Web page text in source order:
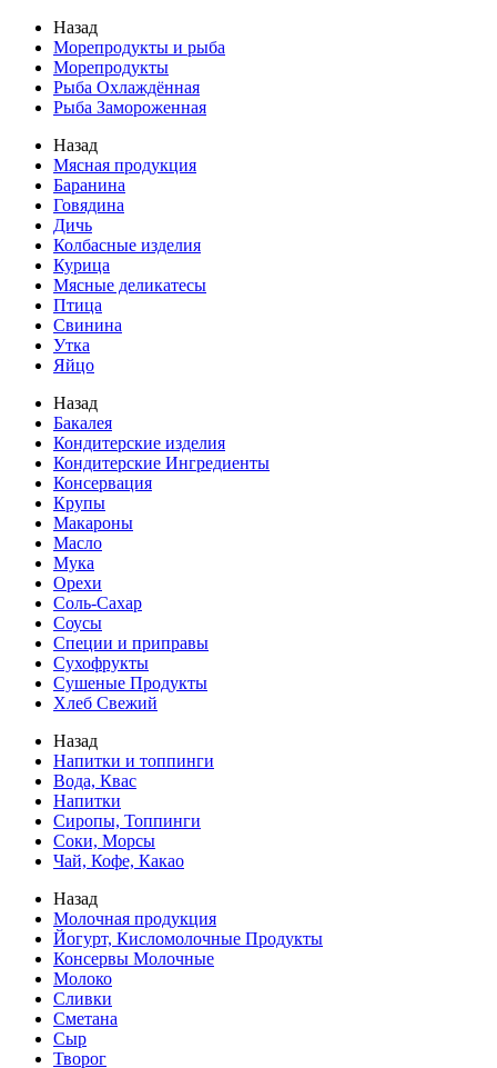
Назад
Морепродукты и рыба
Морепродукты
Рыба Охлаждённая
Рыба Замороженная
Назад
Мясная продукция
Баранина
Говядина
Дичь
Колбасные изделия
Курица
Мясные деликатесы
Птица
Свинина
Утка
Яйцо
Назад
Бакалея
Кондитерские изделия
Кондитерские Ингредиенты
Консервация
Крупы
Макароны
Масло
Мука
Орехи
Соль-Сахар
Соусы
Специи и приправы
Сухофрукты
Сушеные Продукты
Хлеб Свежий
Назад
Напитки и топпинги
Вода, Квас
Напитки
Сиропы, Топпинги
Соки, Морсы
Чай, Кофе, Какао
Назад
Молочная продукция
Йогурт, Кисломолочные Продукты
Консервы Молочные
Молоко
Сливки
Сметана
Сыр
Творог